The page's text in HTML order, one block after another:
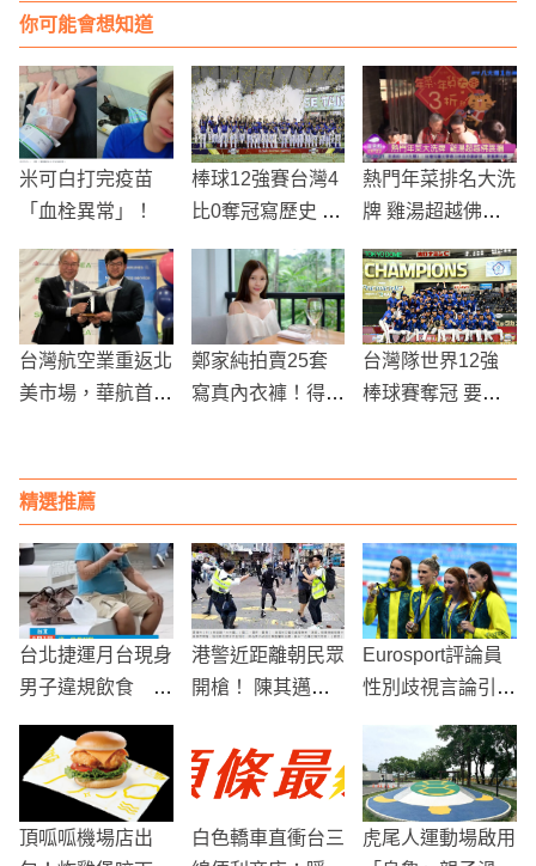
你可能會想知道
米可白打完疫苗
「血栓異常」！
棒球12強賽台灣4
比0奪冠寫歷史 日
熱門年菜排名大洗
牌 雞湯超越佛跳
台灣航空業重返北
美市場，華航首飛
鄭家純拍賣25套
寫真內衣褲！得標
台灣隊世界12強
棒球賽奪冠 要拍
精選推薦
台北捷運月台現身
男子違規飲食 乘
客拍攝引發關注
港警近距離朝民眾
開槍！ 陳其邁怒
暴政
Eurosport評論員
性別歧視言論引發
風暴 即刻被解雇
頂呱呱機場店出
白色轎車直衝台三
虎尾人運動場啟用